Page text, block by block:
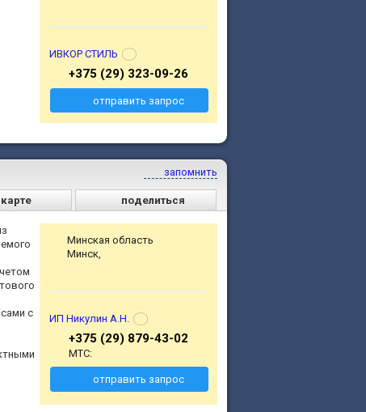
ИВКОР СТИЛЬ
+375 (29) 323-09-26
отправить запрос
запомнить
поделиться
с
Минская область
Минск,
ИП Никулин А.Н.
+375 (29) 879-43-02
MTC:
отправить запрос